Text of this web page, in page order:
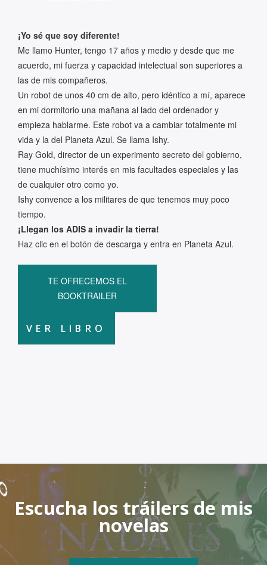
¡Yo sé que soy diferente!
Me llamo Hunter, tengo 17 años y medio y desde que me
acuerdo, mi fuerza y capacidad intelectual son superiores a
las de mis compañeros.
Un robot de unos 40 cm de alto, pero idéntico a mí, aparece
en mi dormitorio una mañana al lado del ordenador y
empieza hablarme. Este robot va a cambiar totalmente mi
vida y la del Planeta Azul. Se llama Ishy.
Ray Gold, director de un experimento secreto del gobierno,
tiene muchísimo interés en mis facultades especiales y las
de cualquier otro como yo.
Ishy convence a los militares de que tenemos muy poco
tiempo.
¡Llegan los ADIS a invadir la tierra!
Haz clic en el botón de descarga y entra en Planeta Azul.
TE OFRECEMOS EL
BOOKTRAILER
VER LIBRO
Escucha los tráilers de mis
novelas